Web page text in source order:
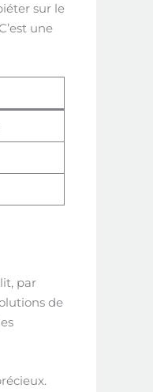
sur le
une
par
de